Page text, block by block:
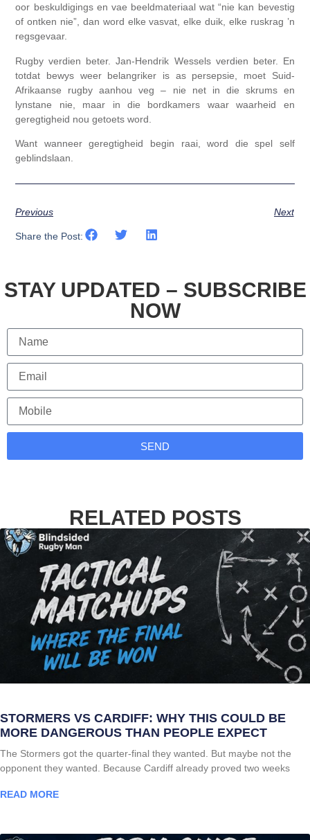
oor beskuldigings en vae beeldmateriaal wat “nie kan bevestig
of ontken nie”, dan word elke vasvat, elke duik, elke ruskrag ’n
regsgevaar.
Rugby verdien beter. Jan-Hendrik Wessels verdien beter. En
totdat bewys weer belangriker is as persepsie, moet Suid-
Afrikaanse rugby aanhou veg – nie net in die skrums en
lynstane nie, maar in die bordkamers waar waarheid en
geregtigheid nou getoets word.
Want wanneer geregtigheid begin raai, word die spel self
geblindslaan.
Previous Next
Share the Post:
STAY UPDATED – SUBSCRIBE
NOW
SEND
RELATED POSTS
STORMERS VS CARDIFF: WHY THIS COULD BE
MORE DANGEROUS THAN PEOPLE EXPECT
The Stormers got the quarter-final they wanted. But maybe not the
opponent they wanted. Because Cardiff already proved two weeks
READ MORE